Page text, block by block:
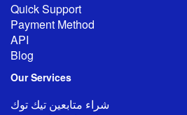
Quick Support
Payment Method
API
Blog
Our Services
شراء متابعين تيك توك